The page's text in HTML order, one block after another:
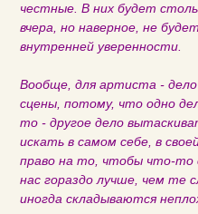
честные. В них будет
вчера, но наверное, не
внутренней уверенности.
Вообще, для артиста -
сцены, потому, что одно
то - другое дело
искать в самом себе, в
право на то, чтобы что-то
нас гораздо лучше, чем те
иногда складываются